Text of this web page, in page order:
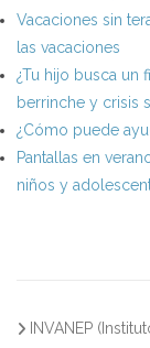
Vacaciones sin
las vacaciones
¿Tu hijo busca un
berrinche y crisis
¿Cómo puede
Pantallas en
niños y
INVANEP